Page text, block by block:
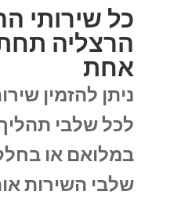
כל שירותי
הרצליה
אחת
ניתן להזמין
לכל שלבי
במלואם או
שלבי השירות